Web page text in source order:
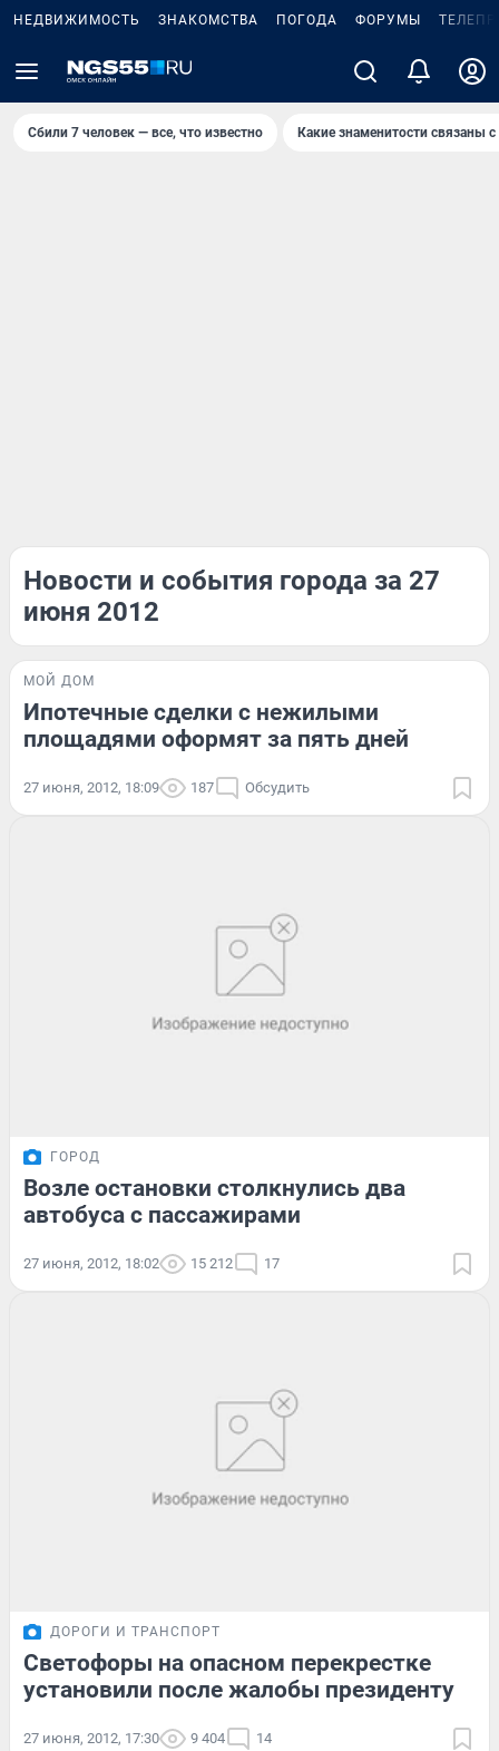
НЕДВИЖИМОСТЬ ЗНАКОМСТВА ПОГОДА ФОРУМЫ
Сбили 7 человек — все, что известно Какие знаменитости связаны
Новости и события города за 27
июня 2012
МОЙ ДОМ
Ипотечные сделки с нежилыми
площадями оформят за пять дней
27 июня, 2012, 18:09 187 Обсудить
ГОРОД
Возле остановки столкнулись два
автобуса с пассажирами
27 июня, 2012, 18:02 15 212 17
ДОРОГИ И ТРАНСПОРТ
Светофоры на опасном перекрестке
установили после жалобы президенту
27 июня, 2012, 17:30 9 404 14